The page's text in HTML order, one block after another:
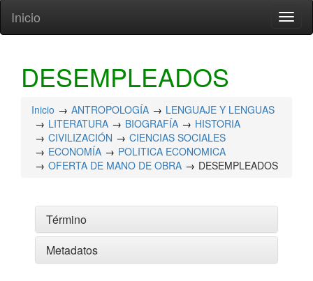
Inicio
DESEMPLEADOS
Inicio ANTROPOLOGÍA
LENGUAJE Y LENGUAS
LITERATURA
BIOGRAFÍA
HISTORIA
CIVILIZACIÓN
CIENCIAS SOCIALES
ECONOMÍA
POLITICA ECONOMICA
OFERTA DE MANO DE OBRA
DESEMPLEADOS
Término
Metadatos